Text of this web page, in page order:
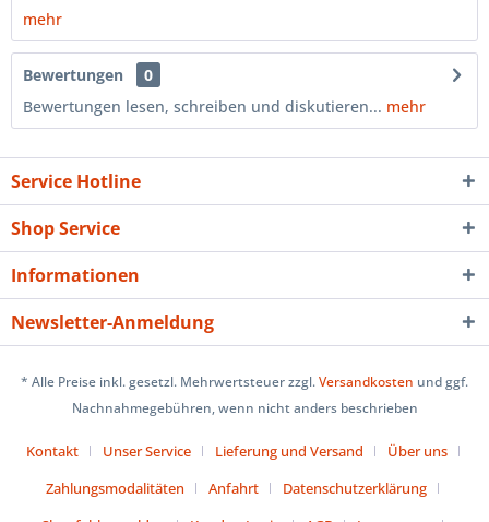
mehr
Bewertungen
0
Bewertungen lesen, schreiben und diskutieren... mehr
Service Hotline
Shop Service
Informationen
Newsletter-Anmeldung
* Alle Preise inkl. gesetzl. Mehrwertsteuer zzgl.Versandkosten und ggf.
Nachnahmegebühren, wenn nicht anders beschrieben
Kontakt Unser Service Lieferung und Versand
Über uns
Zahlungsmodalitäten
Anfahrt
Datenschutzerklärung